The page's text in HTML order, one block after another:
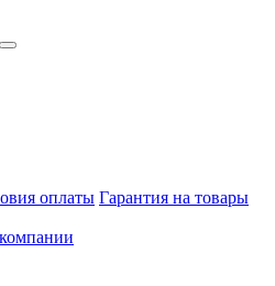
оплаты Гарантия на товары